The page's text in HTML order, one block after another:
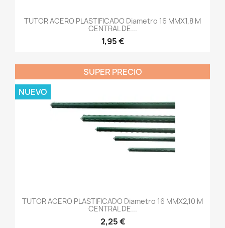
TUTOR ACERO PLASTIFICADO Diametro 16 MMX1,8 M
CENTRAL DE...
1,95 €
TUTOR ACERO PLASTIFICADO Diametro 16 MMX2,10 M
CENTRAL DE...
2,25 €
SUPER PRECIO
NUEVO